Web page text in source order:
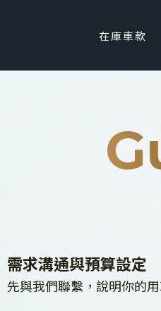
在庫車款
需求溝通與預算設定
先與我們聯繫，說明你的